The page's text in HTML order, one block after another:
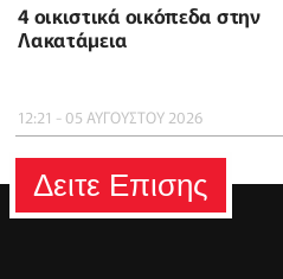
4 οικιστικά οικόπεδα στην
Λακατάμεια
12:21 - 05 ΑΥΓΟΥΣΤΟΥ 2026
Δειτε Επισης